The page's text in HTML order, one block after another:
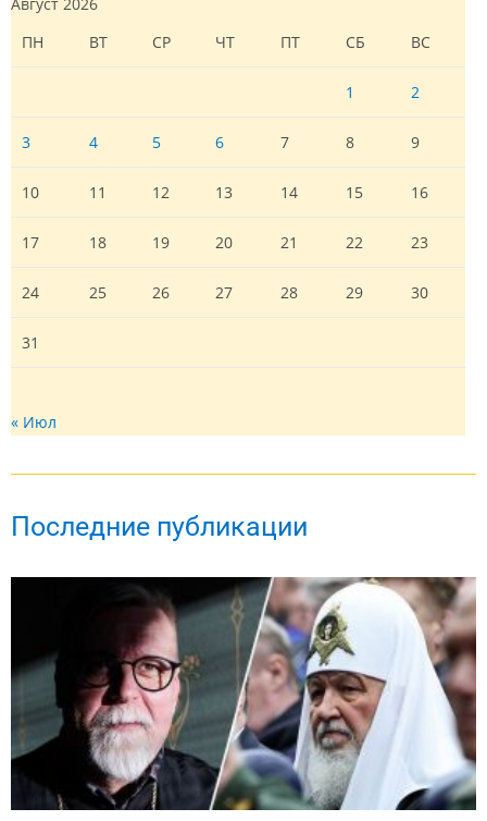
ПН
ВТ СР ЧТ ПТ СБ ВС
1 2
3 4 5 6 7 8 9
10 11 12 13 14 15 16
17 18 19 20 21 22 23
24 25 26 27 28 29 30
31
« Июл
Последние публикации